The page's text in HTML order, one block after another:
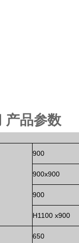
产品参数
900
900x900
900
H1100 x900
650